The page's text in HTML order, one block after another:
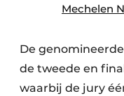
Mechelen
De
de tweede en
waarbij de jury